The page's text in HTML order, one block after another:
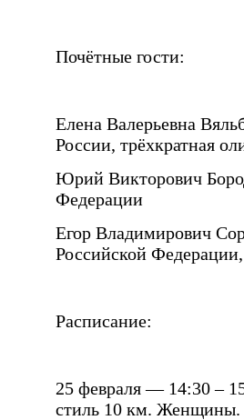
Почётные гости:
Елена Валерьевна
России, трёхкратная
Юрий Викторович
Федерации
Егор Владимирович
Российской
Расписание:
25 февраля — 14:30 –
стиль 10 км. Женщины.